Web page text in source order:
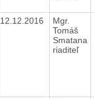
12.12.2016
Mgr.
Tomáš
Smatana
riaditeľ